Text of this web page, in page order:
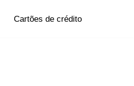
Cartões de crédito